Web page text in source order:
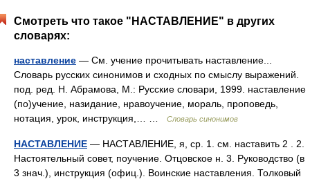
Смотреть что такое "НАСТАВЛЕНИЕ" в других
словарях:
наставление — См. учение прочитывать наставление...
Словарь русских синонимов и сходных по смыслу выражений.
под. ред. Н. Абрамова, М.: Русские словари, 1999. наставление
(по)учение, назидание, нравоучение, мораль, проповедь,
нотация, урок, инструкция,… …
Словарь синонимов
НАСТАВЛЕНИЕ — НАСТАВЛЕНИЕ, я, ср. 1. см. наставить 2 . 2.
Настоятельный совет, поучение. Отцовское н. 3. Руководство (в
3 знач.), инструкция (офиц.). Воинские наставления. Толковый